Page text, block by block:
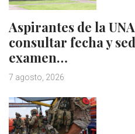
Aspirantes de la
consultar fecha y
examen…
7 agosto, 2026